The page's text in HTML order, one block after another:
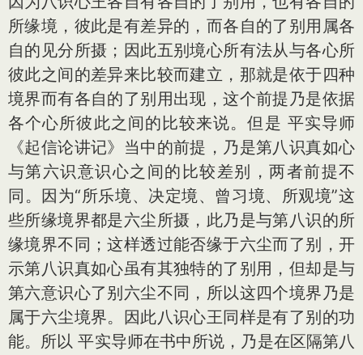
所缘境，彼此是有差异的，而各自的了别用属各
自的见分所摄；因此五别境心所有法从与各心所
彼此之间的差异来比较而建立，那就是依于四种
境界而有各自的了别用出现，这个前提乃是依据
各个心所彼此之间的比较来说。但是 平实导师
《起信论讲记》当中的前提，乃是第八识真如心
与第六识意识心之间的比较差别，两者前提不
同。因为“所乐境、决定境、曾习境、所观境”这
些所缘境界都是六尘所摄，此乃是与第八识的所
缘境界不同；这样透过能否缘于六尘而了别，开
示第八识真如心虽有其独特的了别用，但却是与
第六意识心了别六尘不同，所以这四个境界乃是
属于六尘境界。因此八识心王同样是有了别的功
能。所以 平实导师在书中所说，乃是在区隔第八